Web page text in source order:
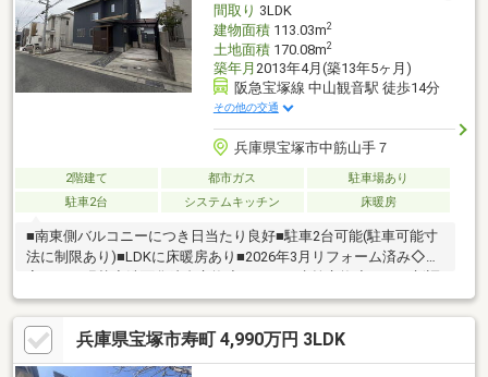
間取り 3LDK
建物面積113.03m2
土地面積170.08m2
築年月 2013年4月(築13年5ヶ月)
阪急宝塚線 中山観音駅 徒歩14分
その他の交通
兵庫県宝塚市中筋山手７
2階建て 都市ガス
駐車場あり
駐車2台
システムキッチン 床暖房
■南東側バルコニーにつき日当たり良好■駐車2台可能(駐車可能寸
法に制限あり)■LDKに床暖房あり■2026年3月リフォーム済み◇全
◇トイレ・洗面所のクッションフロア交換◇全室ハウスクリーニ
ング
兵庫県宝塚市寿町 4,990万円 3LDK